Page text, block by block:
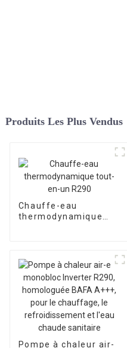
Produits Les Plus Vendus
Chauffe-eau
thermodynamique
Pompe à chaleur air-